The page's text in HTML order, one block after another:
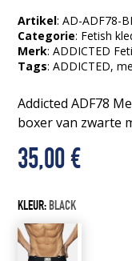
Artikel: AD-ADF78-
Categorie: Fetish
Merk: ADDICTED
Tags:ADDICTED,
Addicted ADF78
boxer van zwarte
35,00€
KLEUR:BLACK